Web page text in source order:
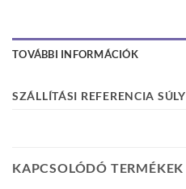
TOVÁBBI INFORMÁCIÓK
SZÁLLÍTÁSI REFERENCIA SÚLY
KAPCSOLÓDÓ TERMÉKEK